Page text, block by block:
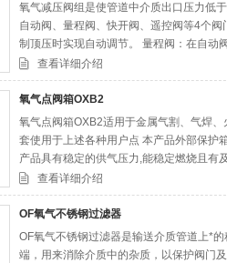
氧气减压阀组是使管道中介质出口压力低
自动阀、量程阀、快开阀、遥控阀等4个
制顶压时实现自动调节。 量程阀：在自动
查看详细介绍
氧气点阀箱OXB2
氧气点阀箱OXB2适用于金属气割、气焊
套使用于上述各种用户点 本产品外部保护
产品具有稳定的供气压力,能稳定燃烧且有
所有仪表可通过阀箱面板窥视孔直接观察
查看详细介绍
OF氧气不锈钢过滤器
OF氧气不锈钢过滤器是输送介质管道上*
端，用来消除介质中的杂质，以保护阀门